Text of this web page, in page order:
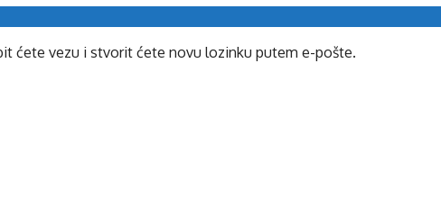
ćete vezu i stvorit ćete novu lozinku putem e-pošte.